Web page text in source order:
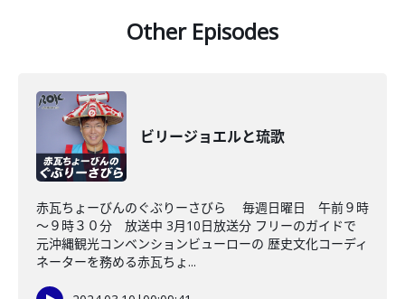
Other Episodes
ビリージョエルと琉歌
赤瓦ちょーびんのぐぶりーさびら 毎週日曜日 午前９時
～９時３０分 放送中 3月10日放送分 フリーのガイドで
元沖縄観光コンベンションビューローの 歴史文化コーディ
ネーターを務める赤瓦ちょ...